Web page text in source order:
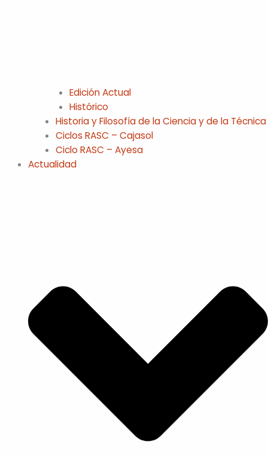
Edición Actual
Histórico
Historia y Filosofía de la Ciencia y de la Técnica
Ciclos RASC – Cajasol
Ciclo RASC – Ayesa
Actualidad